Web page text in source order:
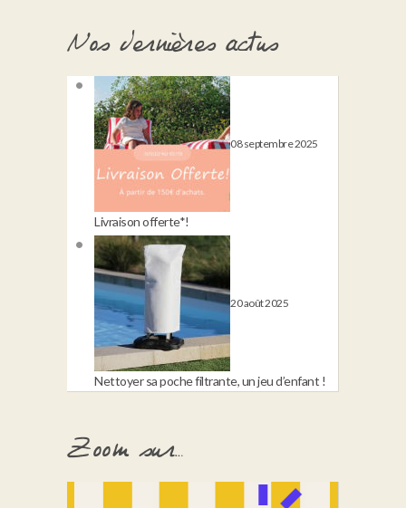
Nos dernières actus
08 septembre 2025
Livraison offerte*!
20 août 2025
Nettoyer sa poche filtrante, un jeu d’enfant !
Zoom sur…